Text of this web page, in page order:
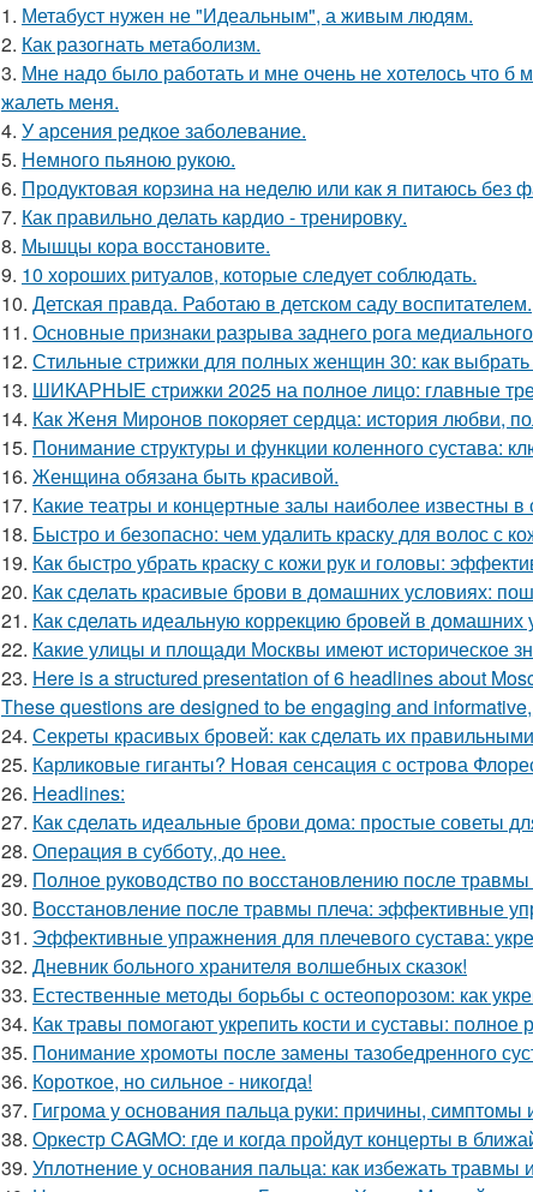
1. Метабуст нужен не "Идеальным", а живым людям.
2. Как разогнать метаболизм.
3. Мне надо было работать и мне очень не хотелось что
жалеть меня.
4. У арсения редкое заболевание.
5. Немного пьяною рукою.
6. Продуктовая корзина на неделю или как я питаюсь без
7. Как правильно делать кардио - тренировку.
8. Мышцы кора восстановите.
9. 10 хороших ритуалов, которые следует соблюдать.
10. Детская правда. Работаю в детском саду воспитателем.
11. Основные признаки разрыва заднего рога
12. Стильные стрижки для полных женщин 30: как
13. ШИКАРНЫЕ стрижки 2025 на полное лицо: главные
14. Как Женя Миронов покоряет сердца: история любви,
15. Понимание структуры и функции коленного сустава:
16. Женщина обязана быть красивой.
17. Какие театры и концертные залы наиболее известны в
18. Быстро и безопасно: чем удалить краску для волос с
19. Как быстро убрать краску с кожи рук и головы:
20. Как сделать красивые брови в домашних условиях:
21. Как сделать идеальную коррекцию бровей в домашних
22. Какие улицы и площади Москвы имеют историческое
23. Here is a structured presentation of 6 headlines about
These questions are designed to be engaging and
24. Секреты красивых бровей: как сделать их правильными
25. Карликовые гиганты? Новая сенсация с острова
26. Headlines:
27. Как сделать идеальные брови дома: простые советы
28. Операция в субботу, до нее.
29. Полное руководство по восстановлению после травмы
30. Восстановление после травмы плеча: эффективные
31. Эффективные упражнения для плечевого сустава:
32. Дневник больного хранителя волшебных сказок!
33. Естественные методы борьбы с остеопорозом: как
34. Как травы помогают укрепить кости и суставы: полное
35. Понимание хромоты после замены тазобедренного
36. Короткое, но сильное - никогда!
37. Гигрома у основания пальца руки: причины, симптомы
38. Оркестр CAGMO: где и когда пройдут концерты в
39. Уплотнение у основания пальца: как избежать травмы